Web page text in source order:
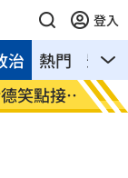
登入
熱門 影音
治
點接班
星宇